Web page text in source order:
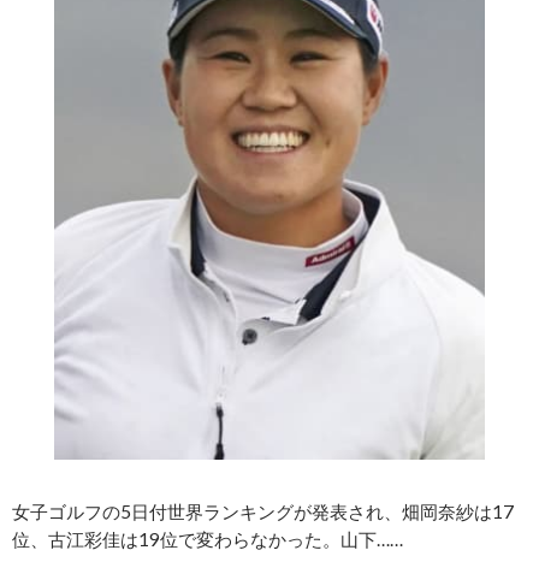
女子ゴルフの5日付世界ランキングが発表され、畑岡奈紗は17
位、古江彩佳は19位で変わらなかった。山下……